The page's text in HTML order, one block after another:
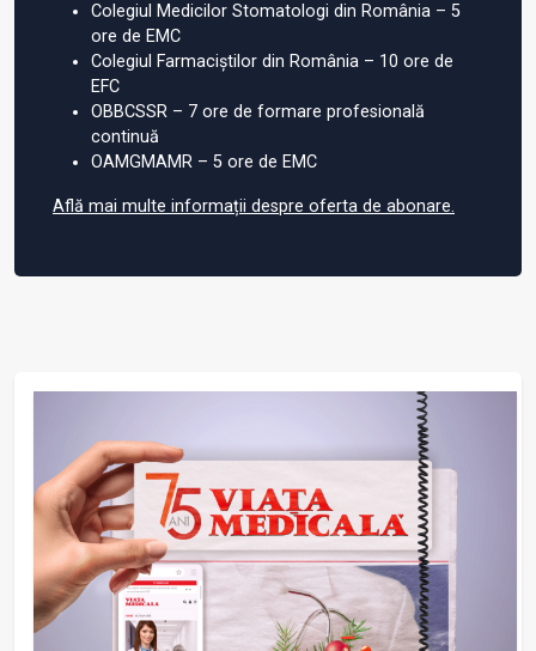
Colegiul Medicilor Stomatologi din România – 5
ore de EMC
Colegiul Farmaciștilor din România – 10 ore de
EFC
OBBCSSR – 7 ore de formare profesională
continuă
OAMGMAMR – 5 ore de EMC
Află mai multe informații despre oferta de abonare.